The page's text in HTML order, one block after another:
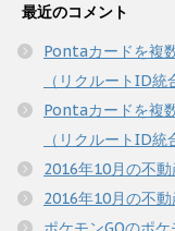
最近のコメント
Pontaカードを複
（リクルートID統
Pontaカードを複
（リクルートID統
2016年10月の不
2016年10月の不